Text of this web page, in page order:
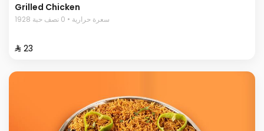
Grilled Chicken
1928 سعرة حرارية • 0 نصف حبة
⁨⁦‪‬ 23⁩